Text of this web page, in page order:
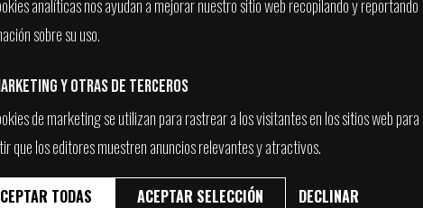
sobre su uso.
y otras de terceros
de marketing se utilizan para rastrear a los visitantes en los sitios web para
que los editores muestren anuncios relevantes y atractivos.
TODAS ACEPTAR SELECCIÓN DECLINAR